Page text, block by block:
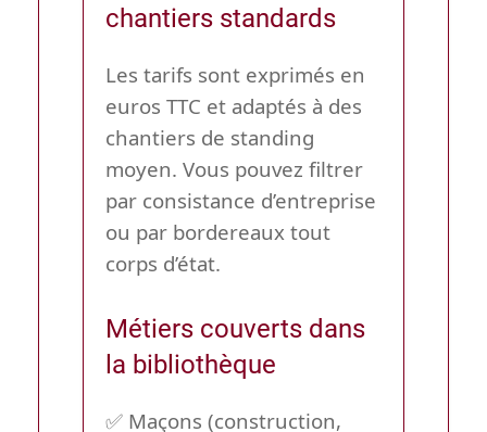
chantiers standards
Les tarifs sont exprimés en
euros TTC et adaptés à des
chantiers de standing
moyen. Vous pouvez filtrer
par consistance d’entreprise
ou par bordereaux tout
corps d’état.
Métiers couverts dans
la bibliothèque
✅ Maçons (construction,